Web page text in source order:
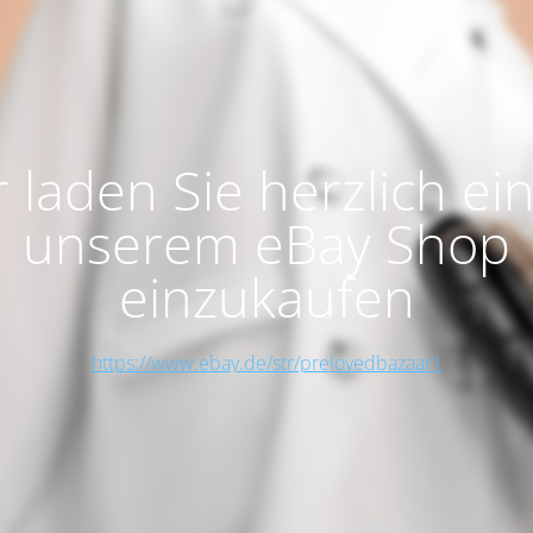
laden Sie herzlich
unserem eBay Shop
einzukaufen
https://www.ebay.de/str/prelovedbazaar1